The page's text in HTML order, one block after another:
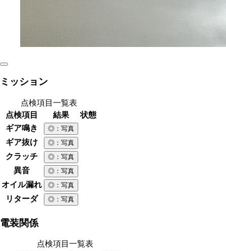
ミッション
点検項目一覧表
点検項目
結果
状態
ギア鳴き
◎ ：写真
ギア抜け ◎ ：写真
クラッチ ◎ ：写真
異音 ◎ ：写真
オイル漏れ ◎ ：写真
リターダ ◎ ：写真
電装関係
点検項目一覧表